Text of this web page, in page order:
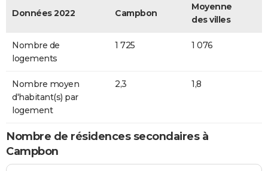
Données 2022 Campbon
Moyenne
des villes
Nombre de
logements
1 725 1 076
Nombre moyen
d'habitant(s) par
logement
2,3 1,8
Nombre de résidences secondaires à
Campbon